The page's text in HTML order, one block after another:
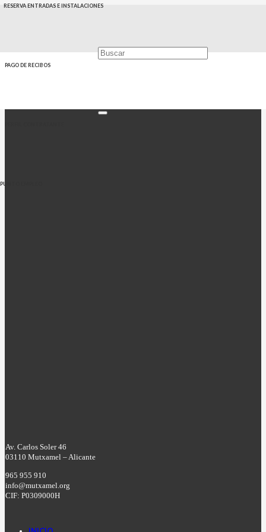
RESERVA ENTRADAS E INSTALACIONES
PAGO DE RECIBOS
PUNTO EMPLEO
Av. Carlos Soler 46
03110 Mutxamel – Alicante
965 955 910
info@mutxamel.org
CIF: P0309000H